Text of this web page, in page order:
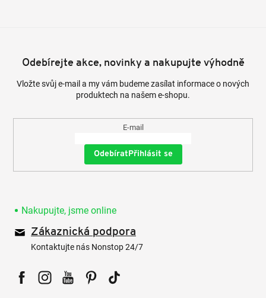
Odebírejte akce, novinky a nakupujte výhodně
Vložte svůj e-mail a my vám budeme zasílat informace o nových
produktech na našem e-shopu.
E-mail
Přihlásit se
Nakupujte, jsme online
Zákaznická podpora
Kontaktujte nás Nonstop 24/7